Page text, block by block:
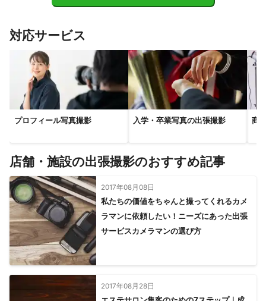
八潮市 宮代町 春日部市 小川町
久喜市
行田市
幸手市
深谷市
皆野町 長瀞町 美里町
茨城県
五霞町 境町 坂東市 守谷市
【神奈川県 】
相模原市 川崎市 座間市 大和市
横浜市
清川村
綾瀬市 厚木市 海老名市 伊勢原市
寒川町
藤沢市
秦野市
対応サービス
プロフィール写真撮影 入学・卒業写真の出張撮影 商
店舗・施設の出張撮影のおすすめ記事
2017年08月08日
私たちの価値をちゃんと撮ってくれるカメ
ラマンに依頼したい！ニーズにあった出張
サービスカメラマンの選び方
2017年08月28日